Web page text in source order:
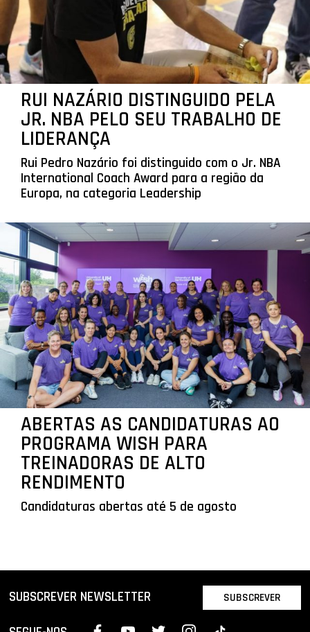
RUI NAZÁRIO DISTINGUIDO PELA
JR. NBA PELO SEU TRABALHO DE
LIDERANÇA
Rui Pedro Nazário foi distinguido com o Jr. NBA
International Coach Award para a região da
Europa, na categoria Leadership
ABERTAS AS CANDIDATURAS AO
PROGRAMA WISH PARA
TREINADORAS DE ALTO
RENDIMENTO
Candidaturas abertas até 5 de agosto
SUBSCREVER NEWSLETTER SUBSCREVER